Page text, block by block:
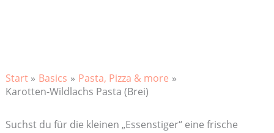
Start Basics
Pasta, Pizza & more
Karotten-Wildlachs Pasta (Brei)
Suchst du für die kleinen „Essenstiger“ eine frische